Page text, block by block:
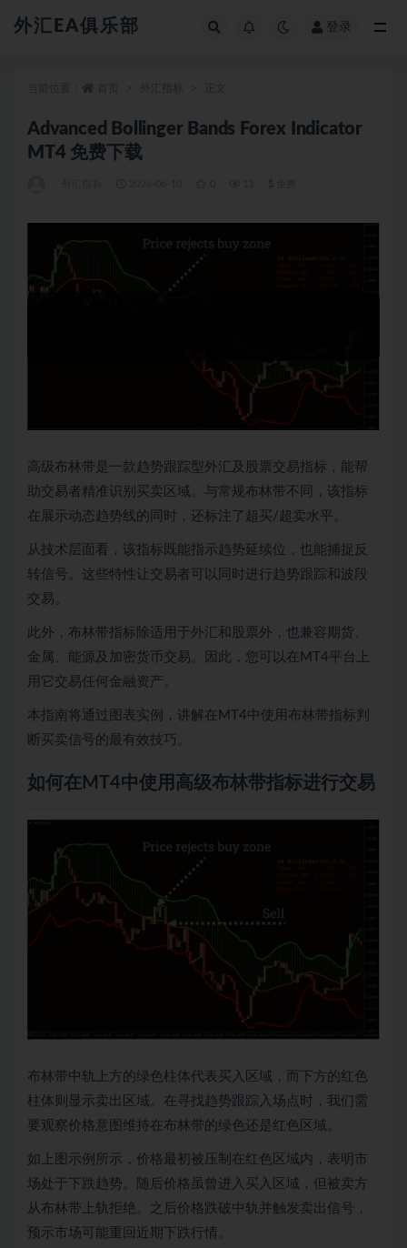
外汇EA俱乐部 登录
Advanced Bollinger Bands Forex Indicator
MT4 免费下载
高级布林带是一款趋势跟踪型外汇及股票交易指标，能帮
助交易者精准识别买卖区域。与常规布林带不同，该指标
在展示动态趋势线的同时，还标注了超买/超卖水平。
从技术层面看，该指标既能指示趋势延续位，也能捕捉反
转信号。这些特性让交易者可以同时进行趋势跟踪和波段
交易。
此外，布林带指标除适用于外汇和股票外，也兼容期货、
金属、能源及加密货币交易。因此，您可以在MT4平台上
用它交易任何金融资产。
本指南将通过图表实例，讲解在MT4中使用布林带指标判
断买卖信号的最有效技巧。
如何在MT4中使用高级布林带指标进行交易
布林带中轨上方的绿色柱体代表买入区域，而下方的红色
柱体则显示卖出区域。在寻找趋势跟踪入场点时，我们需
要观察价格意图维持在布林带的绿色还是红色区域。
如上图示例所示，价格最初被压制在红色区域内，表明市
场处于下跌趋势。随后价格虽曾进入买入区域，但被卖方
从布林带上轨拒绝。之后价格跌破中轨并触发卖出信号，
预示市场可能重回近期下跌行情。